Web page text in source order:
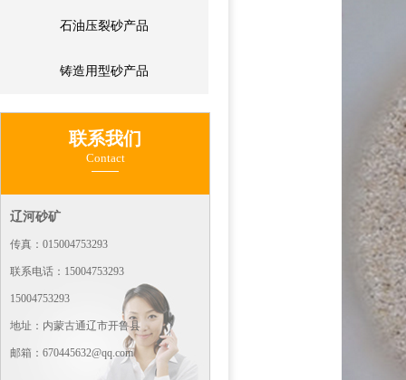
石油压裂砂产品
铸造用型砂产品
联系我们
Contact
辽河砂矿
传真：015004753293
联系电话：15004753293
15004753293
地址：内蒙古通辽市开鲁县
邮箱：670445632@qq.com